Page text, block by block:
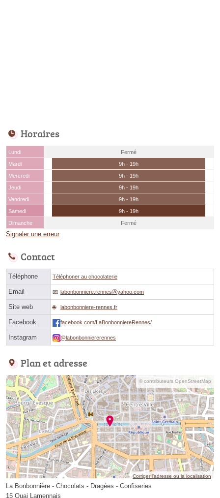
Horaires
Lundi
Fermé
Mardi
9h - 19h
Mercredi
9h - 19h
Jeudi
9h - 19h
Vendredi
9h - 19h
Samedi
9h - 19h
Dimanche
Fermé
Signaler une erreur
Contact
Téléphone Téléphoner au chocolaterie
Email labonbonniere.rennesⓐyahoo.com
Site web labonbonniere-rennes.fr
Facebook facebook.com/LaBonbonniereRennes/
Instagram @labonbonniererennes
Plan et adresse
© contributeurs OpenStreetMap
Corriger l’adresse ou la localisation
La Bonbonnière - Chocolats - Dragées - Confiseries
15 Quai Lamennais